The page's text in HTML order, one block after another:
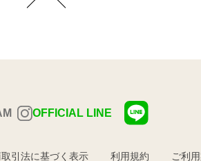
OFFICIAL LINE
引法に基づく表示 利用規約 ご利